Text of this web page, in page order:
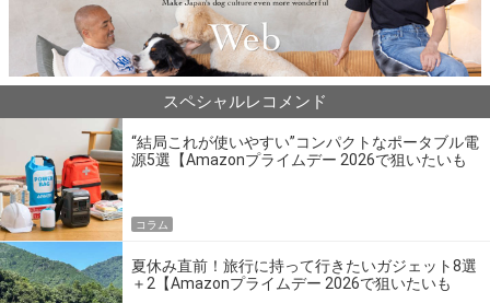
スペシャルレコメンド
“結局これが使いやすい”コンパクトなポータブル電
源5選【Amazonプライムデー 2026で狙いたいも
コラム
夏休み直前！旅行に持って行きたいガジェット8選
＋2【Amazonプライムデー 2026で狙いたいも